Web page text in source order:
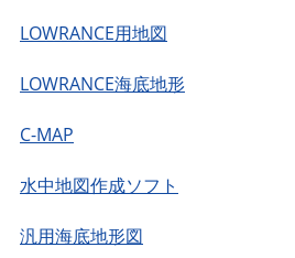
LOWRANCE用地図
LOWRANCE海底地形
C-MAP
水中地図作成ソフト
汎用海底地形図